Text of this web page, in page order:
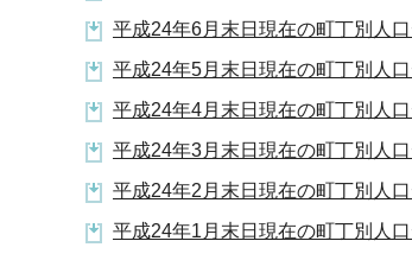
平成24年6月末日現在の町丁別人
平成24年5月末日現在の町丁別人
平成24年4月末日現在の町丁別人
平成24年3月末日現在の町丁別人
平成24年2月末日現在の町丁別人
平成24年1月末日現在の町丁別人